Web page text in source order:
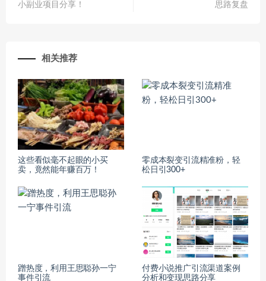
小副业项目分享！
思路复盘
相关推荐
这些看似毫不起眼的小买
卖，竟然能年赚百万！
零成本裂变引流精准粉，轻
松日引300+
蹭热度，利用王思聪孙一宁
事件引流
付费小说推广引流渠道案例
分析和变现思路分享